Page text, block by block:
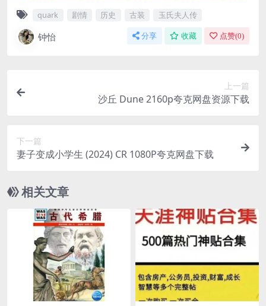
quark 剧情 历史 古装 玉氏夫人传
钟怡 分享 收藏 点赞(0)
上一篇
沙丘 Dune 2160p夸克网盘资源下载
下一篇
妻子变成小学生 (2024) CR 1080P夸克网盘下载
相关文章